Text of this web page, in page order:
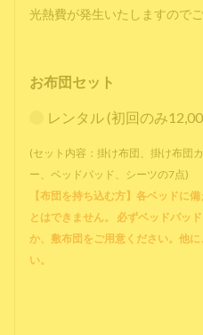
光熱費が発生いたしますので
お布団セット
レンタル (初回のみ
(セット内容：掛け布団、掛け布団
ー、ベッドパッド、シーツの7点)
【布団を持ち込む方】各ベッドに
とはできません。 必ずベッドパッ
か、敷布団をご用意ください。他
い。